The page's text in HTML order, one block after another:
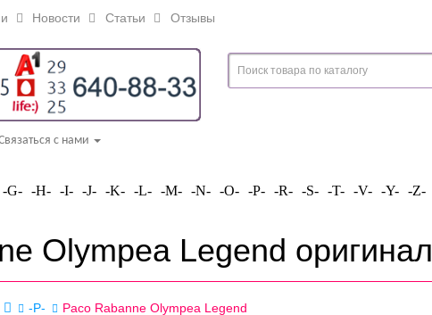
Новости Статьи Отзывы
с нами
-G- -H- -I- -J- -K- -L- -M- -N- -O- -P- -R- -S- -T- -V- -Y- -Z-
Olympea Legend оригинал
-P- Paco Rabanne Olympea Legend